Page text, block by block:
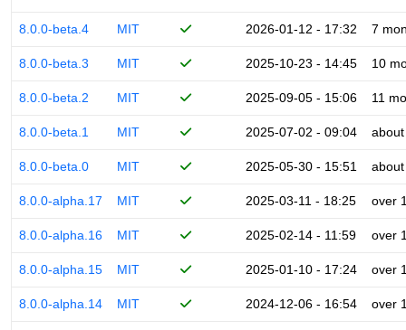
8.0.0-beta.4 MIT 2026-01-12 - 17:32 7
8.0.0-beta.3 MIT 2025-10-23 - 14:45 10
8.0.0-beta.2 MIT 2025-09-05 - 15:06 11
8.0.0-beta.1 MIT 2025-07-02 - 09:04
8.0.0-beta.0 MIT 2025-05-30 - 15:51
8.0.0-alpha.17 MIT 2025-03-11 - 18:25 over
8.0.0-alpha.16 MIT 2025-02-14 - 11:59 over
8.0.0-alpha.15 MIT 2025-01-10 - 17:24 over
8.0.0-alpha.14 MIT 2024-12-06 - 16:54 over